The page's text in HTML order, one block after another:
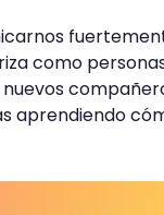
como
aprendiendo